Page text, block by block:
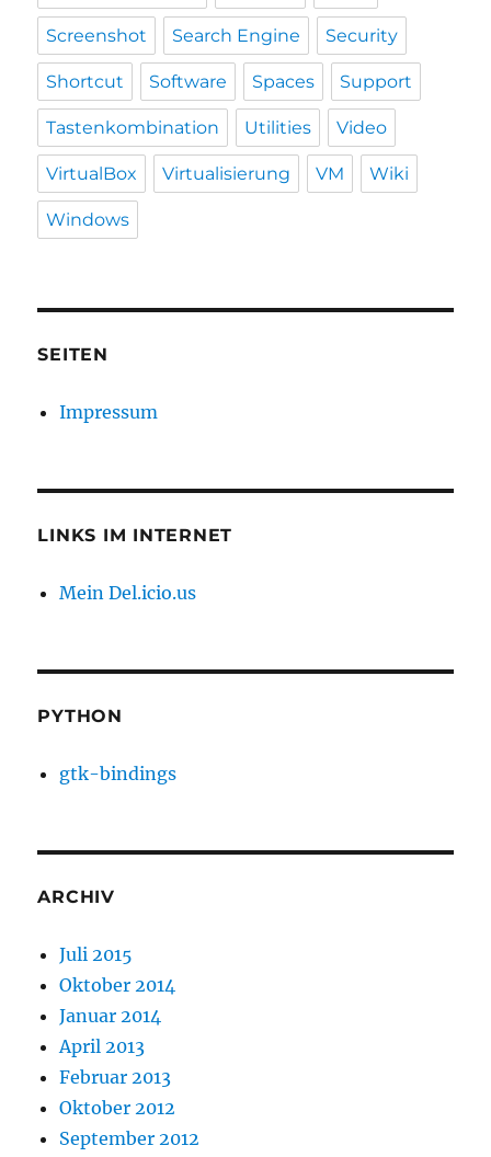
Screenshot Search Engine Security
Shortcut Software Spaces Support
Tastenkombination Utilities Video
VirtualBox Virtualisierung VM Wiki
Windows
SEITEN
Impressum
LINKS IM INTERNET
Mein Del.icio.us
PYTHON
gtk-bindings
ARCHIV
Juli 2015
Oktober 2014
Januar 2014
April 2013
Februar 2013
Oktober 2012
September 2012